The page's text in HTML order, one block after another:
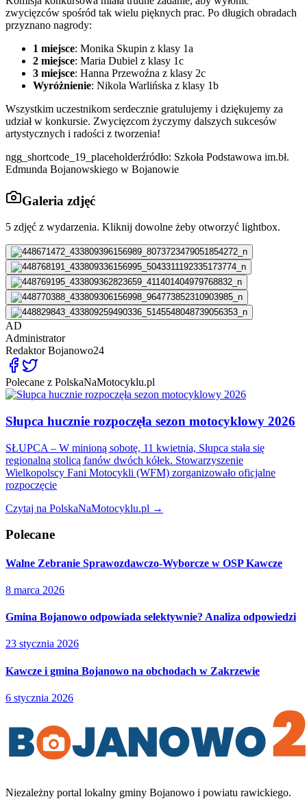
zwycięzców spośród tak wielu pięknych prac. Po długich obradach
przyznano nagrody:
1 miejsce: Monika Skupin z klasy 1a
2 miejsce: Maria Dubiel z klasy 1c
3 miejsce: Hanna Przewoźna z klasy 2c
Wyróżnienie: Nikola Warlińska z klasy 1b
Wszystkim uczestnikom serdecznie gratulujemy i dziękujemy za
udział w konkursie. Zwycięzcom życzymy dalszych sukcesów
artystycznych i radości z tworzenia!
ngg_shortcode_19_placeholderźródło: Szkoła Podstawowa im.bł.
Edmunda Bojanowskiego w Bojanowie
Galeria zdjęć
5 zdjęć z wydarzenia. Kliknij dowolne żeby otworzyć lightbox.
AD
Administrator
RedaktorBojanowo24
Polecane z PolskaNaMotocyklu.pl
Słupca hucznie rozpoczęła sezon motocyklowy 2026
SŁUPCA – W minioną sobotę, 11 kwietnia, Słupca stała się
regionalną stolicą fanów dwóch kółek. Stowarzyszenie
Wielkopolscy Fani Motocykli (WFM) zorganizowało oficjalne
rozpoczęcie
Czytaj na PolskaNaMotocyklu.pl →
Polecane
Walne Zebranie Sprawozdawczo-Wyborcze w OSP Kawcze
8 marca 2026
Gmina Bojanowo odpowiada selektywnie? Analiza odpowiedzi
23 stycznia 2026
Kawcze i gmina Bojanowo na obchodach w Zakrzewie
6 stycznia 2026
Niezależny portal lokalny gminy Bojanowo i powiatu rawickiego.